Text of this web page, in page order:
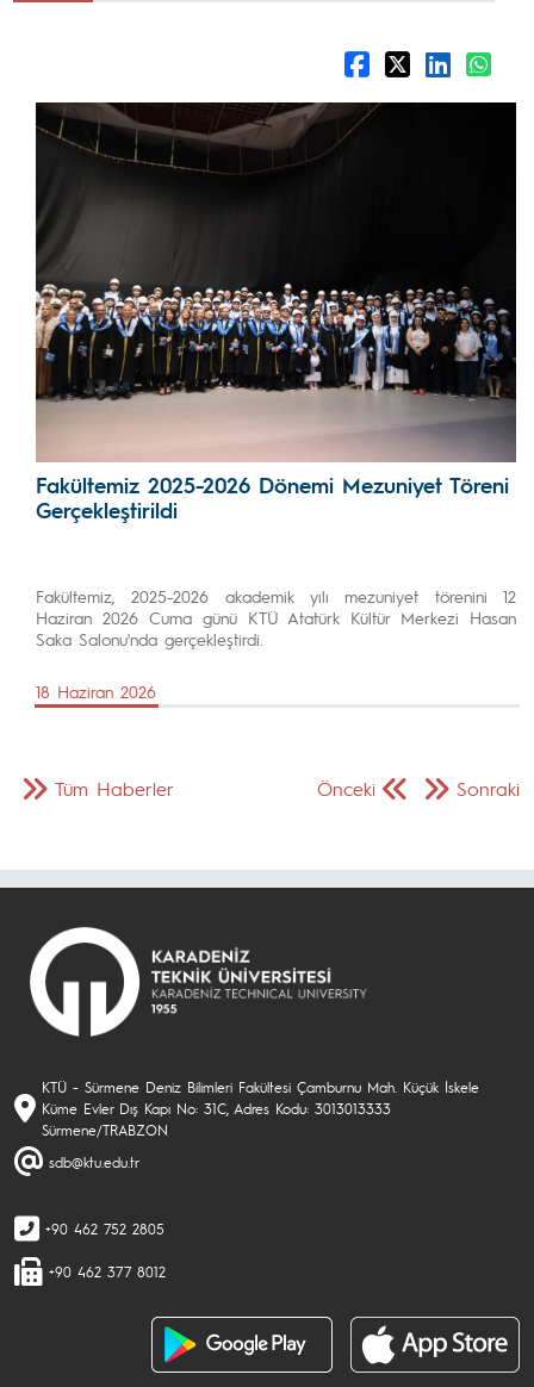
Fakültemiz 2025-2026 Dönemi Mezuniyet Töreni
Gerçekleştirildi
Fakültemiz, 2025-2026 akademik yılı mezuniyet törenini 12
Haziran 2026 Cuma günü KTÜ Atatürk Kültür Merkezi Hasan
Saka Salonu'nda gerçekleştirdi.
18 Haziran 2026
Önceki Sonraki
Tüm Haberler
KTÜ - Sürmene Deniz Bilimleri Fakültesi Çamburnu Mah. Küçük İskele
Küme Evler Dış Kapı No: 31C, Adres Kodu: 3013013333
Sürmene/TRABZON
sdb@ktu.edu.tr
+90 462 752 2805
+90 462 377 8012